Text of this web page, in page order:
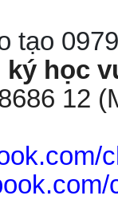
tạo
ký học
12